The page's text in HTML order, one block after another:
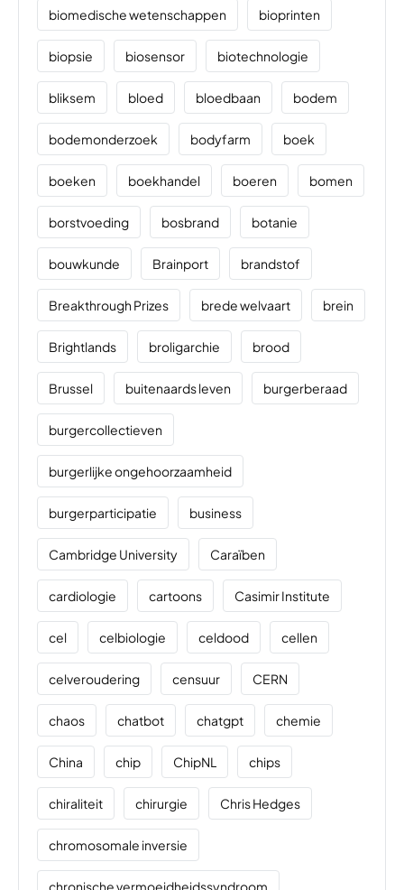
biomedische wetenschappen bioprinten
biopsie biosensor biotechnologie
bliksem bloed bloedbaan bodem
bodemonderzoek bodyfarm boek
boeken boekhandel boeren bomen
borstvoeding bosbrand botanie
bouwkunde Brainport brandstof
Breakthrough Prizes brede welvaart brein
Brightlands broligarchie brood
Brussel buitenaards leven burgerberaad
burgercollectieven
burgerlijke ongehoorzaamheid
burgerparticipatie business
Cambridge University Caraïben
cardiologie cartoons Casimir Institute
cel celbiologie celdood cellen
celveroudering censuur CERN
chaos chatbot chatgpt chemie
China chip ChipNL chips
chiraliteit chirurgie Chris Hedges
chromosomale inversie
chronische vermoeidheidssyndroom